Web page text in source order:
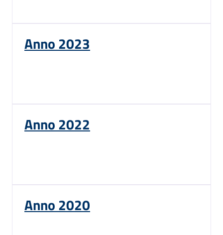
Anno 2023
Anno 2022
Anno 2020